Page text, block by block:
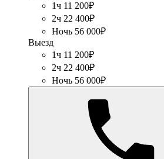
1ч 11 200₽
2ч 22 400₽
Ночь 56 000₽
Выезд
1ч 11 200₽
2ч 22 400₽
Ночь 56 000₽